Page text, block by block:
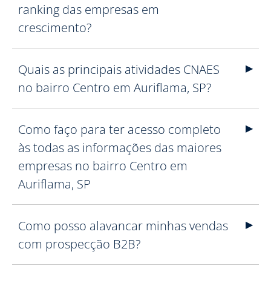
ranking das empresas em
crescimento?
Quais as principais atividades CNAES
no bairro Centro em Auriflama, SP?
Como faço para ter acesso completo
às todas as informações das maiores
empresas no bairro Centro em
Auriflama, SP
Como posso alavancar minhas vendas
com prospecção B2B?